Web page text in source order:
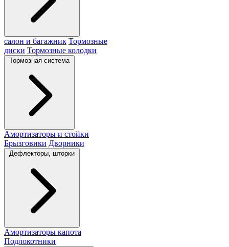
салон и багажник Тормозные
диски Тормозные колодки
Тормозная система
Амортизаторы и стойки
Брызговики Дворники
Дефлекторы, шторки
Амортизаторы капота
Подлокотники